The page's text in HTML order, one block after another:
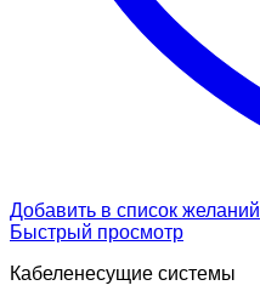
Добавить в список желаний
Быстрый просмотр
Кабеленесущие системы